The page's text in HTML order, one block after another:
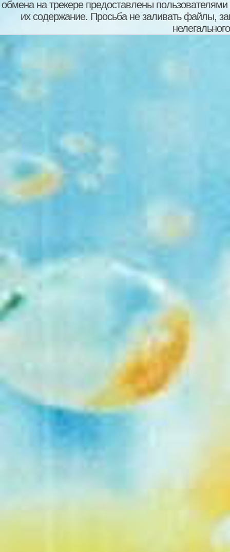
обмена на трекере предоставлены пользователями
их содержание. Просьба не заливать файлы,